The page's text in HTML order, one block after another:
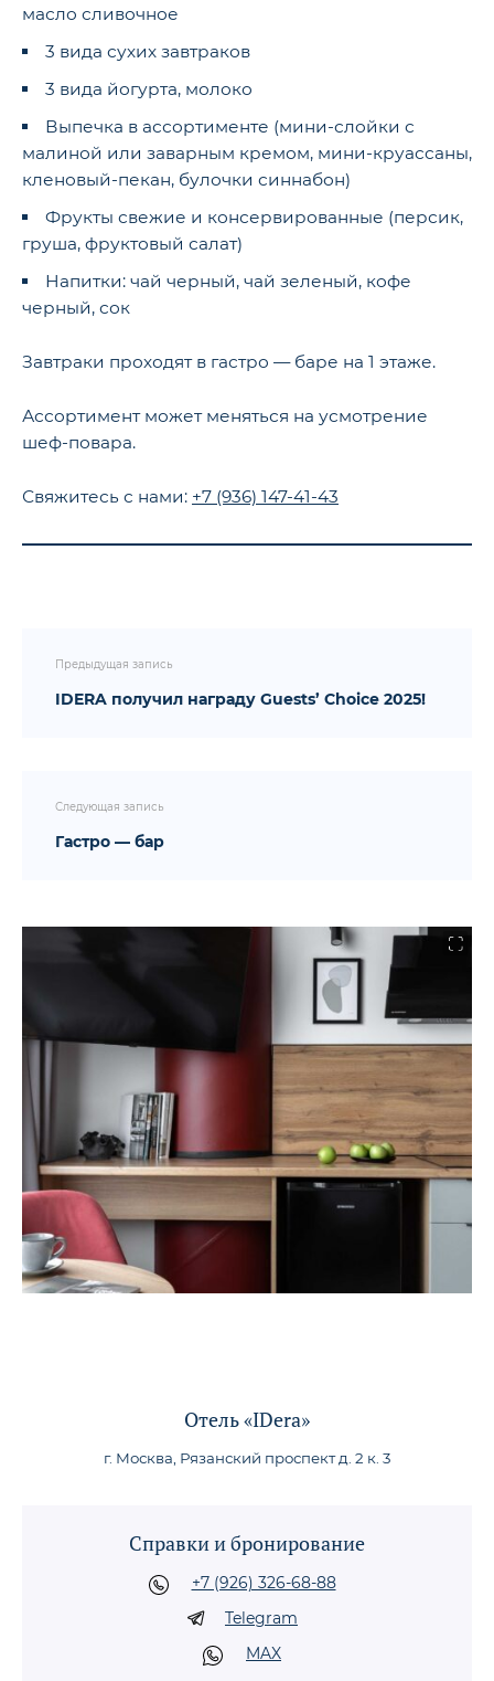
масло сливочное
3 вида сухих завтраков
3 вида йогурта, молоко
Выпечка в ассортименте (мини-слойки с
малиной или заварным кремом, мини-круассаны,
кленовый-пекан, булочки синнабон)
Фрукты свежие и консервированные (персик,
груша, фруктовый салат)
Напитки: чай черный, чай зеленый, кофе
черный, сок
Завтраки проходят в гастро — баре на 1 этаже.
Ассортимент может меняться на усмотрение
шеф-повара.
Свяжитесь с нами: +7 (936) 147-41-43
Предыдущая запись
IDERA получил награду Guests’ Choice 2025!
Следующая запись
Гастро — бар
Отель «IDera»
г. Москва, Рязанский проспект д. 2 к. 3
Справки и бронирование
+7 (926) 326-68-88
Telegram
MAX